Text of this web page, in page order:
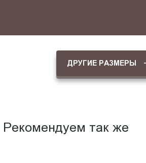
ДРУГИЕ РАЗМЕРЫ
Рекомендуем так же